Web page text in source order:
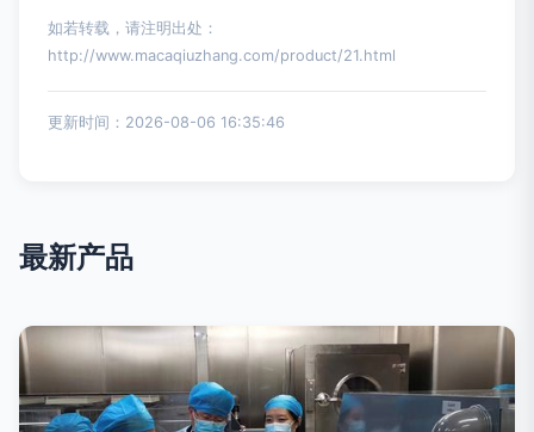
如若转载，请注明出处：
http://www.macaqiuzhang.com/product/21.html
更新时间：2026-08-06 16:35:46
最新产品